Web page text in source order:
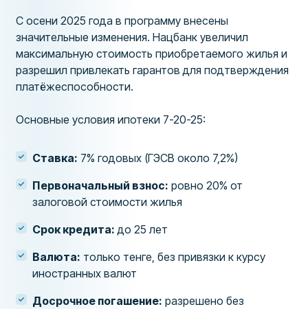
С осени 2025 года в программу внесены
значительные изменения. Нацбанк увеличил
максимальную стоимость приобретаемого жилья и
разрешил привлекать гарантов для подтверждения
платёжеспособности.
Основные условия ипотеки 7-20-25:
Ставка: 7% годовых (ГЭСВ около 7,2%)
Первоначальный взнос: ровно 20% от
залоговой стоимости жилья
Срок кредита: до 25 лет
Валюта: только тенге, без привязки к курсу
иностранных валют
Досрочное погашение: разрешено без